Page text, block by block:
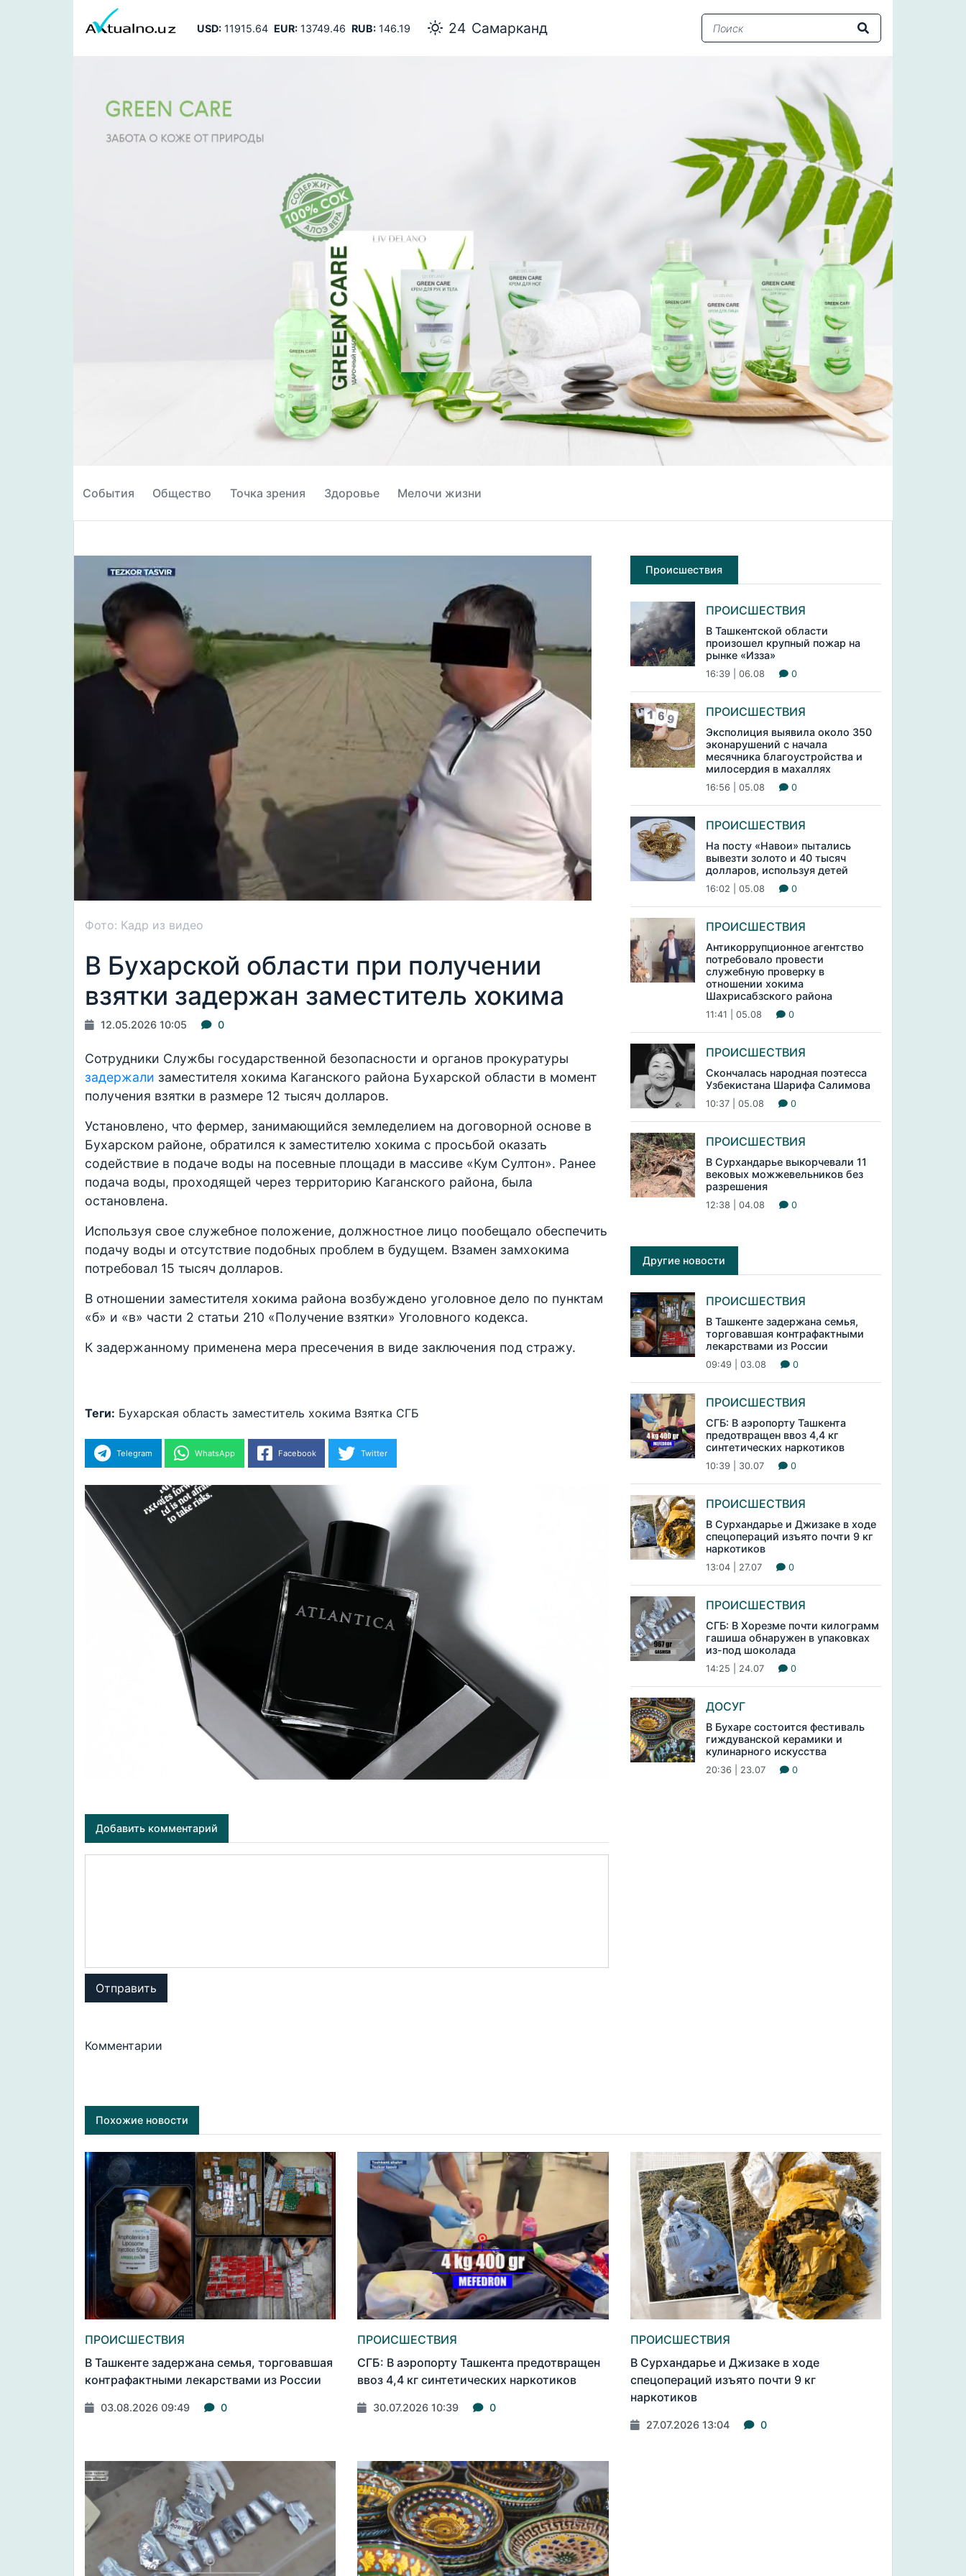
USD:11915.64 EUR:13749.46 RUB:146.19 24 Самарканд
События Общество Точка зрения Здоровье Мелочи жизни
Фото: Кадр из видео
В Бухарской области при получении
взятки задержан заместитель хокима
12.05.2026 10:05 0
Сотрудники Службы государственной безопасности и органов прокуратуры
задержали заместителя хокима Каганского района Бухарской области в момент
получения взятки в размере 12 тысяч долларов.
Установлено, что фермер, занимающийся земледелием на договорной основе в
Бухарском районе, обратился к заместителю хокима с просьбой оказать
содействие в подаче воды на посевные площади в массиве «Кум Султон». Ранее
подача воды, проходящей через территорию Каганского района, была
остановлена.
Используя свое служебное положение, должностное лицо пообещало обеспечить
подачу воды и отсутствие подобных проблем в будущем. Взамен замхокима
потребовал 15 тысяч долларов.
В отношении заместителя хокима района возбуждено уголовное дело по пунктам
«б» и «в» части 2 статьи 210 «Получение взятки» Уголовного кодекса.
К задержанному применена мера пресечения в виде заключения под стражу.
Теги: Бухарская область заместитель хокима Взятка СГБ
Telegram WhatsApp Facebook Twitter
Добавить комментарий
Отправить
Комментарии
Происшествия
ПРОИСШЕСТВИЯ
В Ташкентской области
произошел крупный пожар на
рынке «Изза»
16:39 | 06.08 0
ПРОИСШЕСТВИЯ
Эксполиция выявила около 350
эконарушений с начала
месячника благоустройства и
милосердия в махаллях
16:56 | 05.08 0
ПРОИСШЕСТВИЯ
На посту «Навои» пытались
вывезти золото и 40 тысяч
долларов, используя детей
16:02 | 05.08 0
ПРОИСШЕСТВИЯ
Антикоррупционное агентство
потребовало провести
служебную проверку в
отношении хокима
Шахрисабзского района
11:41 | 05.08 0
ПРОИСШЕСТВИЯ
Скончалась народная поэтесса
Узбекистана Шарифа Салимова
10:37 | 05.08 0
ПРОИСШЕСТВИЯ
В Сурхандарье выкорчевали 11
вековых можжевельников без
разрешения
12:38 | 04.08 0
Другие новости
ПРОИСШЕСТВИЯ
В Ташкенте задержана семья,
торговавшая контрафактными
лекарствами из России
09:49 | 03.08 0
ПРОИСШЕСТВИЯ
СГБ: В аэропорту Ташкента
предотвращен ввоз 4,4 кг
синтетических наркотиков
10:39 | 30.07 0
ПРОИСШЕСТВИЯ
В Сурхандарье и Джизаке в ходе
спецопераций изъято почти 9 кг
наркотиков
13:04 | 27.07 0
ПРОИСШЕСТВИЯ
СГБ: В Хорезме почти килограмм
гашиша обнаружен в упаковках
из-под шоколада
14:25 | 24.07 0
ДОСУГ
В Бухаре состоится фестиваль
гиждуванской керамики и
кулинарного искусства
20:36 | 23.07 0
Похожие новости
ПРОИСШЕСТВИЯ
В Ташкенте задержана семья, торговавшая
контрафактными лекарствами из России
03.08.2026 09:49 0
ПРОИСШЕСТВИЯ
СГБ: В аэропорту Ташкента предотвращен
ввоз 4,4 кг синтетических наркотиков
30.07.2026 10:39 0
ПРОИСШЕСТВИЯ
В Сурхандарье и Джизаке в ходе
спецопераций изъято почти 9 кг
наркотиков
27.07.2026 13:04 0